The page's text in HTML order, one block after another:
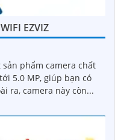
EZVIZ
sản phẩm camera chất
5.0 MP, giúp bạn có
ảnh rõ nét và chi tiết. Ngoài ra, camera này còn...